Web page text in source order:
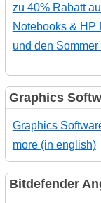
zu 40% Rabatt
Notebooks & HP
und den
Graphics
Graphics
more (in english)
Bitdefender